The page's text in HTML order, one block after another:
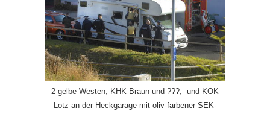
2 gelbe Westen, KHK Braun und ???, und KOK
Lotz an der Heckgarage mit oliv-farbener SEK-